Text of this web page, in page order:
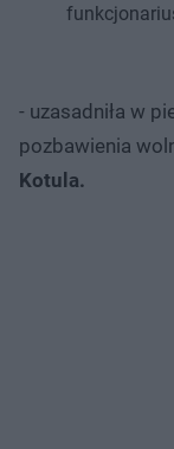
- uzasadniła w
pozbawienia
Kotula.